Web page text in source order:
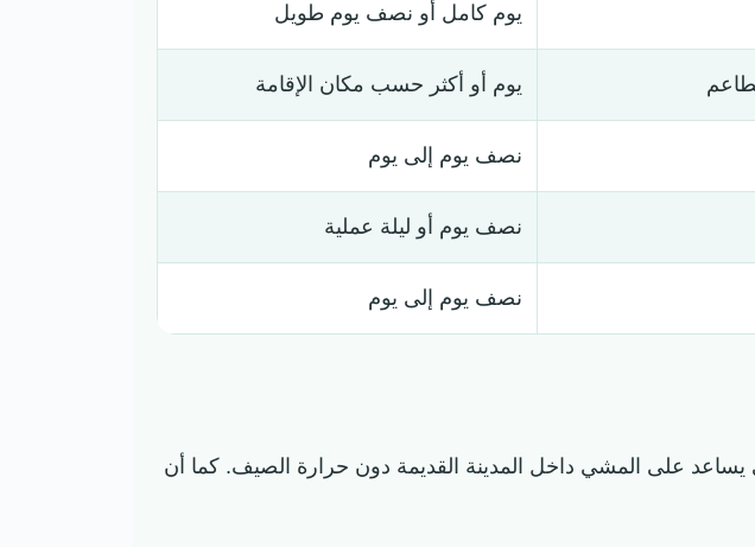
يوم كامل أو نصف يوم طويل
يوم أو أكثر حسب مكان الإقامة
نصف يوم إلى يوم
نصف يوم أو ليلة عملية
نصف يوم إلى يوم
على المشي داخل المدينة القديمة دون حرارة الصيف. كما أن